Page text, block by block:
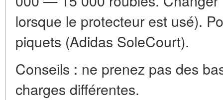
lorsque le protecteur est usé).
piquets (Adidas SoleCourt).
Conseils : ne prenez pas des
charges différentes.